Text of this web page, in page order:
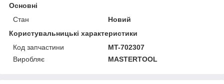
Основні
Стан
Новий
Користувальницькі характеристики
Код запчастини
MT-702307
Виробляє
MASTERTOOL